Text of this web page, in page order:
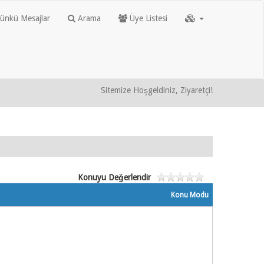
Mesajlar Arama Üye Listesi
Sitemize Hoşgeldiniz, Ziyaretçi!
Konuyu Değerlendir
Konu Modu